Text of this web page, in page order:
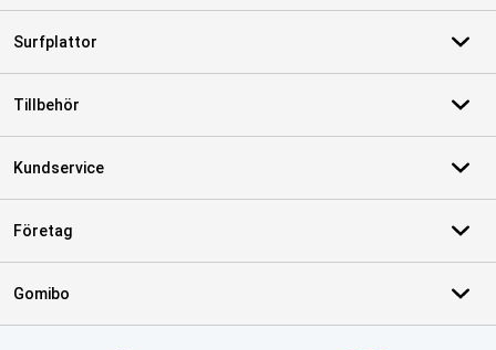
Surfplattor
Tillbehör
Kundservice
Företag
Gomibo